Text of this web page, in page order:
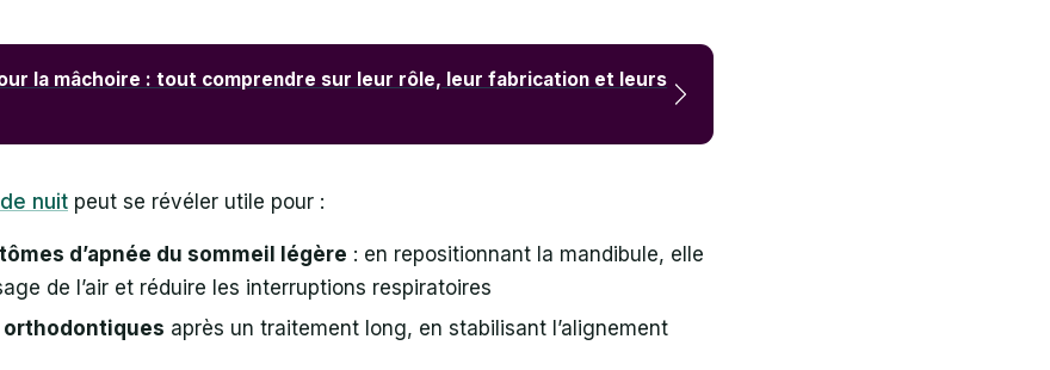
la mâchoire : tout comprendre sur leur rôle, leur fabrication et leurs
nuit peut se révéler utile pour :
d’apnée du sommeil légère : en repositionnant la mandibule, elle
de l’air et réduire les interruptions respiratoires
après un traitement long, en stabilisant l’alignement